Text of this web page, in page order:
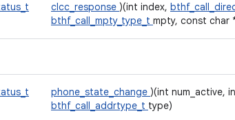
clcc_response )(int index,
bthf_call_mpty_type_t mpty, const char
phone_state_change )(int num_active,
bthf_call_addrtype_t type)